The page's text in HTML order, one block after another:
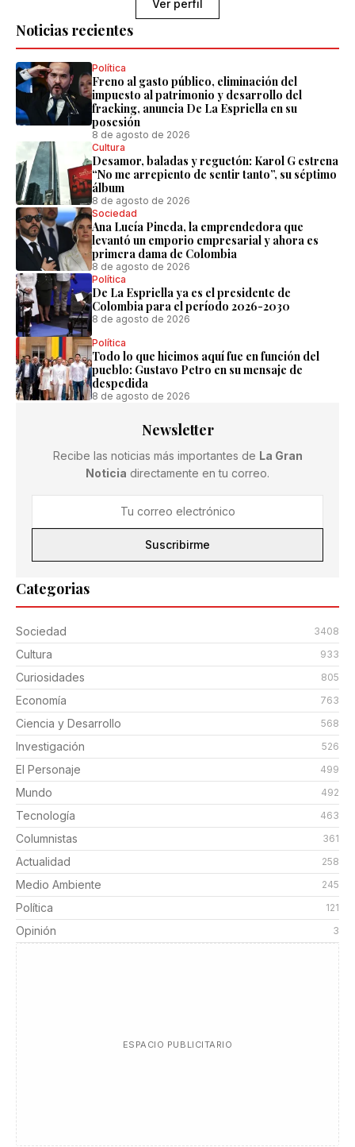
Noticias recientes
Política
Freno al gasto público, eliminación del
impuesto al patrimonio y desarrollo del
fracking, anuncia De La Espriella en su
posesión
8 de agosto de 2026
Cultura
Desamor, baladas y reguetón: Karol G estrena
“No me arrepiento de sentir tanto”, su séptimo
álbum
8 de agosto de 2026
Sociedad
Ana Lucía Pineda, la emprendedora que
levantó un emporio empresarial y ahora es
primera dama de Colombia
8 de agosto de 2026
Política
De La Espriella ya es el presidente de
Colombia para el período 2026-2030
8 de agosto de 2026
Política
Todo lo que hicimos aquí fue en función del
pueblo: Gustavo Petro en su mensaje de
despedida
8 de agosto de 2026
Ver perfil
Categorias
Sociedad 3408
Cultura 933
Curiosidades 805
Economía 763
Ciencia y Desarrollo 568
Investigación 526
El Personaje 499
Mundo 492
Tecnología 463
Columnistas 361
Actualidad 258
Medio Ambiente 245
Política 121
Opinión 3
Newsletter
Recibe las noticias más importantes de La Gran
Noticia directamente en tu correo.
Suscribirme
ESPACIO PUBLICITARIO